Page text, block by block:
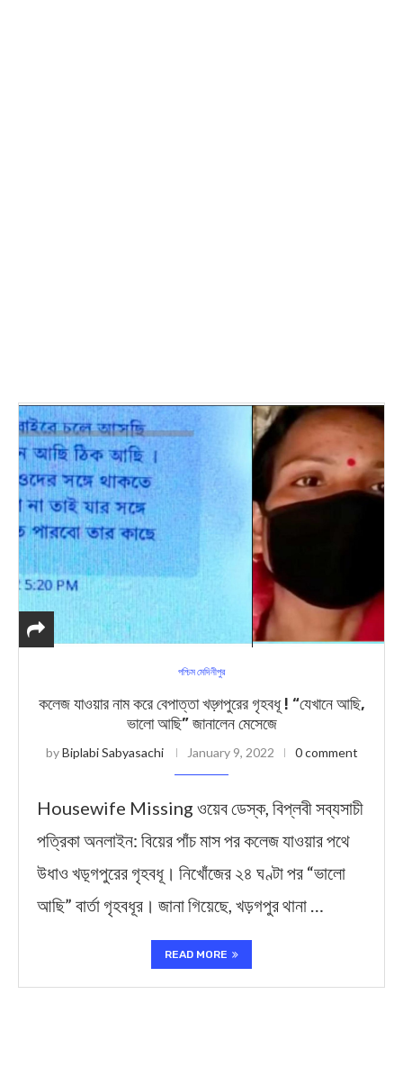
পশ্চিম মেদিনীপুর
কলেজ যাওয়ার নাম করে বেপাত্তা খড়্গপুরের গৃহবধূ ! “যেখানে আছি,
ভালো আছি” জানালেন মেসেজে
byBiplabi Sabyasachi January 9, 2022 0 comment
Housewife Missing ওয়েব ডেস্ক, বিপ্লবী সব্যসাচী
পত্রিকা অনলাইন: বিয়ের পাঁচ মাস পর কলেজ যাওয়ার পথে
উধাও খড়্গপুরের গৃহবধূ। নিখোঁজের ২৪ ঘণ্টা পর “ভালো
আছি” বার্তা গৃহবধূর। জানা গিয়েছে, খড়গপুর থানা …
READ MORE